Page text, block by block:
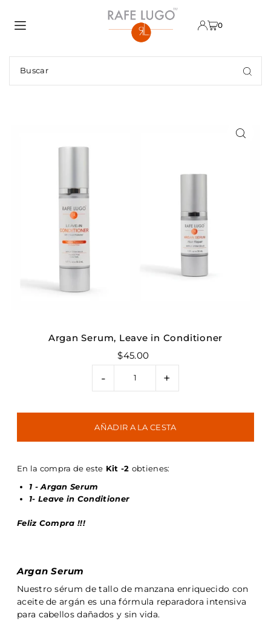
TRANSLATION MISSING: ES.ACCESSIBILITY.SKIP_TO_TEXT
0
Argan Serum, Leave in Conditioner
$45.00
- +
En la compra de este Kit -2 obtienes:
1 - Argan Serum
1- Leave in Conditioner
Feliz Compra !!!
Argan Serum
Nuestro sérum de tallo de manzana enriquecido con
aceite de argán es una fórmula reparadora intensiva
para cabellos dañados y sin vida.